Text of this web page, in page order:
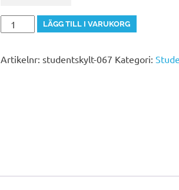
studentskylt-
67
mängd
LÄGG TILL I VARUKORG
Artikelnr: studentskylt-067 Kategori: